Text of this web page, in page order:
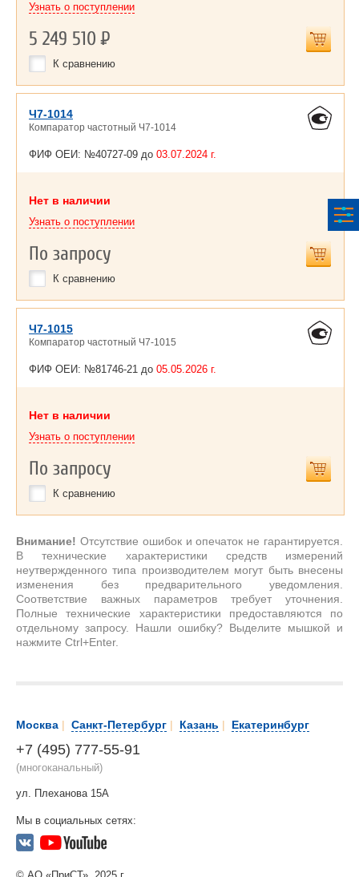
Узнать о поступлении
5 249 510Р
К сравнению
Ч7-1014
Компаратор частотный Ч7-1014
ФИФ ОЕИ: №40727-09 до 03.07.2024 г.
Нет в наличии
Узнать о поступлении
По запросу
К сравнению
Ч7-1015
Компаратор частотный Ч7-1015
ФИФ ОЕИ: №81746-21 до 05.05.2026 г.
Нет в наличии
Узнать о поступлении
По запросу
К сравнению
Внимание! Отсутствие ошибок и опечаток не гарантируется.
В технические характеристики средств измерений
неутвержденного типа производителем могут быть внесены
изменения без предварительного уведомления.
Соответствие важных параметров требует уточнения.
Полные технические характеристики предоставляются по
отдельному запросу. Нашли ошибку? Выделите мышкой и
нажмите Ctrl+Enter.
Москва | Санкт-Петербург | Казань | Екатеринбург
+7 (495) 777-55-91
(многоканальный)
ул. Плеханова 15А
Мы в социальных сетях: